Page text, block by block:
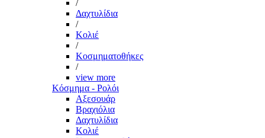
/
Δαχτυλίδια
/
Κολιέ
/
Κοσμηματοθήκες
/
view more
Κόσμημα - Ρολόι
Αξεσουάρ
Βραχιόλια
Δαχτυλίδια
Κολιέ